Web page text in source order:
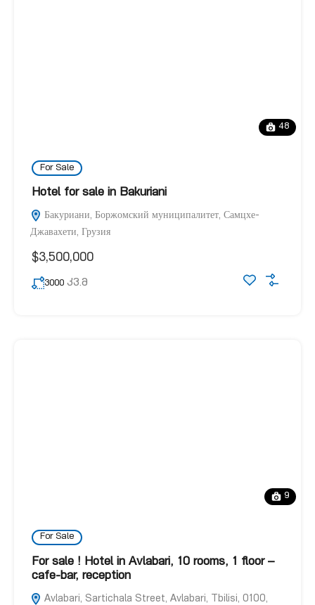
48
For Sale
Hotel for sale in Bakuriani
Бакуриани, Боржомский муниципалитет, Самцхе-
Джавахети, Грузия
$3,500,000
3000 კვ.მ
9
For Sale
For sale ! Hotel in Avlabari, 10 rooms, 1 floor –
cafe-bar, reception
Avlabari, Sartichala Street, Avlabari, Tbilisi, 0100,